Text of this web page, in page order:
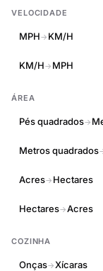
VELOCIDADE
MPH→ KM/H
KM/H→ MPH
ÁREA
Pés quadrados→
Metros quadrados
Acres→ Hectares
Hectares→Acres
COZINHA
Onças→Xícaras